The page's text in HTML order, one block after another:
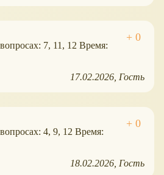
7, 11, 12 Время:
17.02.2026 Гость
4, 9, 12 Время:
18.02.2026 Гость